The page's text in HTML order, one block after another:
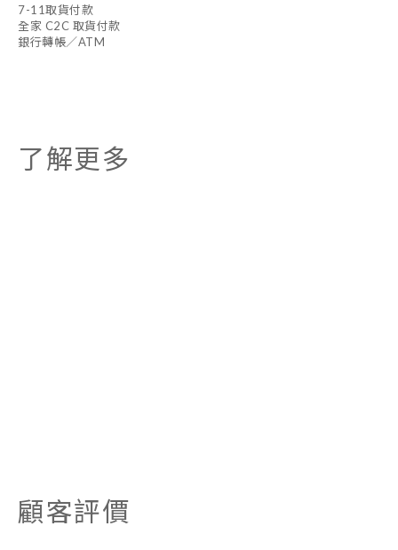
7-11取貨付款
全家 C2C 取貨付款
銀行轉帳／ATM
了解更多
顧客評價